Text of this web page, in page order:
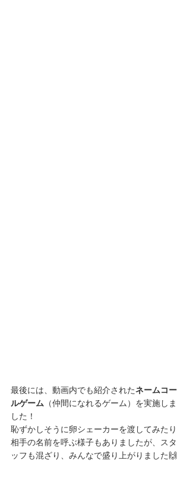
最後には、動画内でも紹介されたネームコー
ルゲーム （仲間になれるゲーム）を実施しま
した！
恥ずかしそうに卵シェーカーを渡してみたり
相手の名前を呼ぶ様子もありましたが、スタ
ッフも混ざり、みんなで盛り上がりました🙌